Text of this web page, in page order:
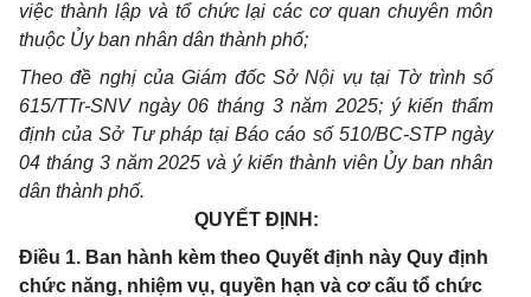
việc thành lập và tổ chức lại các cơ quan chuyên môn
thuộc Ủy ban nhân dân thành phố;
Theo đề nghị của Giám đốc Sở Nội vụ tại Tờ trình số
615/TTr-SNV ngày 06 tháng 3 năm 2025; ý kiến thẩm
định của Sở Tư pháp tại Báo cáo số 510/BC-STP ngày
04 tháng 3 năm 2025 và ý kiến thành viên Ủy ban nhân
dân thành phố.
QUYẾT ĐỊNH:
Điều 1. Ban hành kèm theo Quyết định này Quy định
chức năng, nhiệm vụ, quyền hạn và cơ cấu tổ chức